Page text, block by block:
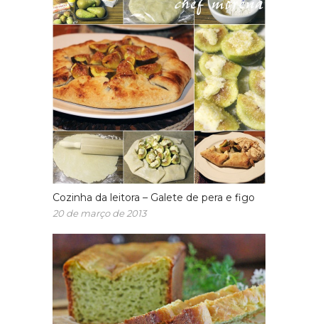
Cozinha da leitora – Galete de pera e figo
20 de março de 2013